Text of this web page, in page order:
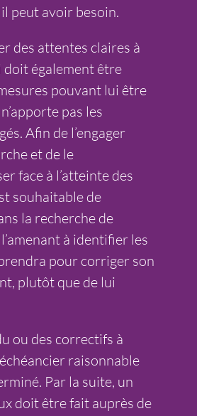
peut avoir besoin.
des attentes claires à
doit également être
pouvant lui être
pas les
Afin de l’engager
et de le
face à l’atteinte des
souhaitable de
la recherche de
à identifier les
pour corriger son
plutôt que de lui
ou des correctifs à
raisonnable
Par la suite, un
doit être fait auprès de